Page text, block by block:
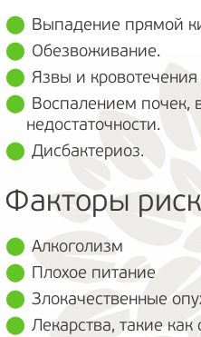
Выпадение прямой
Обезвоживание.
Язвы и
Воспалением почек,
недостаточности.
Дисбактериоз.
Факторы
Алкоголизм
Плохое питание
Злокачественные
Лекарства, такие